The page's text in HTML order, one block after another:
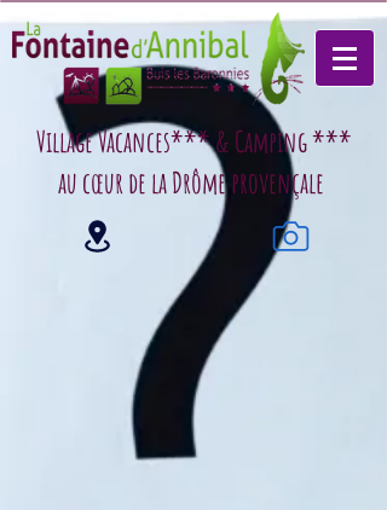
Village Vacances*** & Camping ***
au cœur de la Drôme provençale